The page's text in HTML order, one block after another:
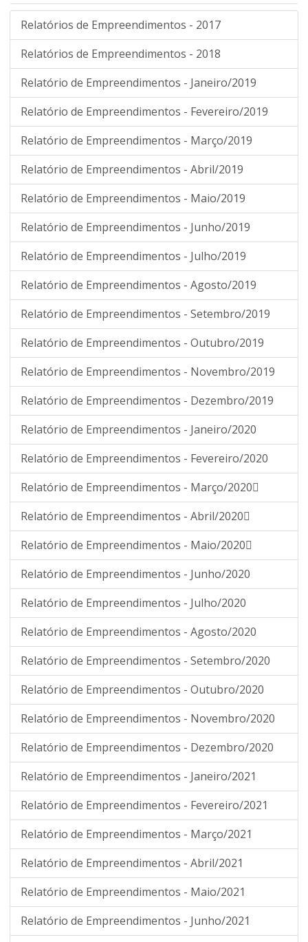
Relatórios de Empreendimentos - 2017
Relatórios de Empreendimentos - 2018
Relatório de Empreendimentos - Janeiro/2019
Relatório de Empreendimentos - Fevereiro/2019
Relatório de Empreendimentos - Março/2019
Relatório de Empreendimentos - Abril/2019
Relatório de Empreendimentos - Maio/2019
Relatório de Empreendimentos - Junho/2019
Relatório de Empreendimentos - Julho/2019
Relatório de Empreendimentos - Agosto/2019
Relatório de Empreendimentos - Setembro/2019
Relatório de Empreendimentos - Outubro/2019
Relatório de Empreendimentos - Novembro/2019
Relatório de Empreendimentos - Dezembro/2019
Relatório de Empreendimentos - Janeiro/2020
Relatório de Empreendimentos - Fevereiro/2020
Relatório de Empreendimentos - Março/2020
Relatório de Empreendimentos - Abril/2020
Relatório de Empreendimentos - Maio/2020
Relatório de Empreendimentos - Junho/2020
Relatório de Empreendimentos - Julho/2020
Relatório de Empreendimentos - Agosto/2020
Relatório de Empreendimentos - Setembro/2020
Relatório de Empreendimentos - Outubro/2020
Relatório de Empreendimentos - Novembro/2020
Relatório de Empreendimentos - Dezembro/2020
Relatório de Empreendimentos - Janeiro/2021
Relatório de Empreendimentos - Fevereiro/2021
Relatório de Empreendimentos - Março/2021
Relatório de Empreendimentos - Abril/2021
Relatório de Empreendimentos - Maio/2021
Relatório de Empreendimentos - Junho/2021